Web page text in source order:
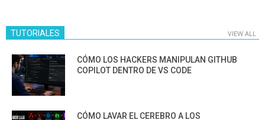
TUTORIALES VIEW ALL
CÓMO LOS HACKERS MANIPULAN GITHUB
COPILOT DENTRO DE VS CODE
CÓMO LAVAR EL CEREBRO A LOS